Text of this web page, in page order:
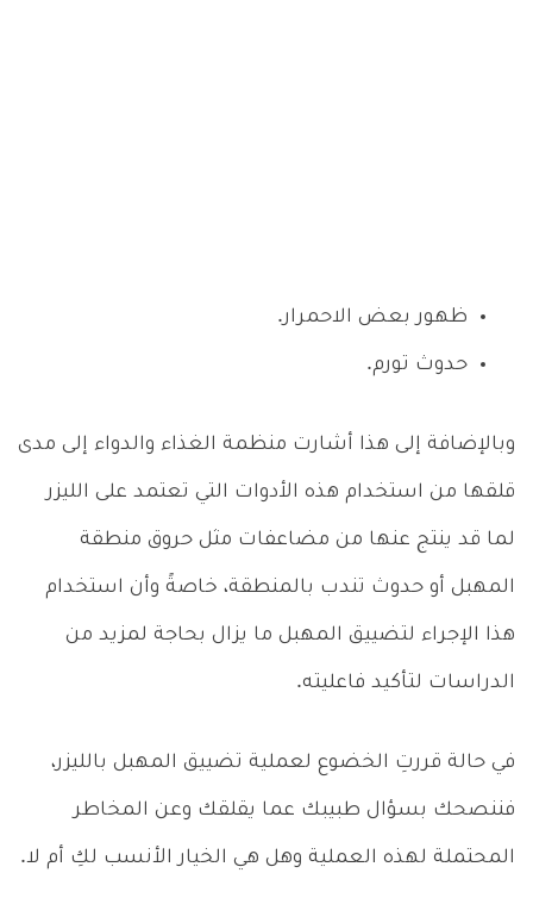
ظهور بعض الاحمرار.
حدوث تورم.
وبالإضافة إلى هذا أشارت منظمة الغذاء والدواء إلى مدى
قلقها من استخدام هذه الأدوات التي تعتمد على الليزر
لما قد ينتج عنها من مضاعفات مثل حروق منطقة
المهبل أو حدوث تندب بالمنطقة، خاصةً وأن استخدام
هذا الإجراء لتضييق المهبل ما يزال بحاجة لمزيد من
الدراسات لتأكيد فاعليته.
في حالة قررتِ الخضوع لعملية تضييق المهبل بالليزر،
فننصحك بسؤال طبيبك عما يقلقك وعن المخاطر
المحتملة لهذه العملية وهل هي الخيار الأنسب لكِ أم لا.